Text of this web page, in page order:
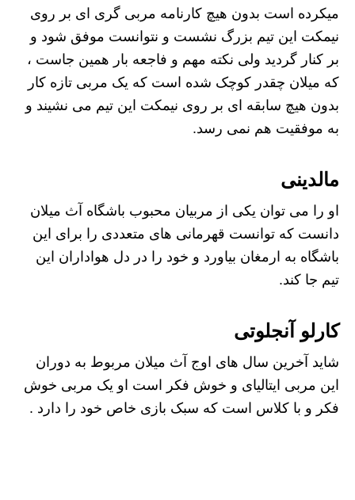
میکرده است بدون هیچ کارنامه مربی گری ای بر روی
نیمکت این تیم بزرگ نشست و نتوانست موفق شود و
بر کنار گردید ولی نکته مهم و فاجعه بار همین جاست ،
که میلان چقدر کوچک شده است که یک مربی تازه کار
بدون هیچ سابقه ای بر روی نیمکت این تیم می نشیند و
به موفقیت هم نمی رسد.
مالدینی
او را می توان یکی از مربیان محبوب باشگاه آث میلان
دانست که توانست قهرمانی های متعددی را برای این
باشگاه به ارمغان بیاورد و خود را در دل هواداران این
تیم جا کند.
کارلو آنجلوتی
شاید آخرین سال های اوج آث میلان مربوط به دوران
این مربی ایتالیای و خوش فکر است او یک مربی خوش
فکر و با کلاس است که سبک بازی خاص خود را دارد .